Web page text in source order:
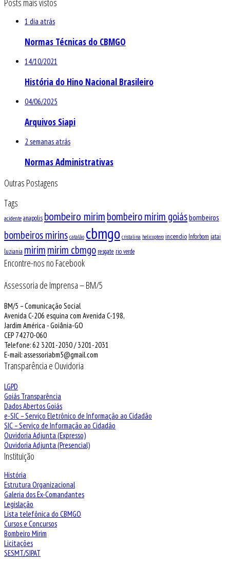
Posts mais vistos
1 dia atrás
Normas Técnicas do CBMGO
14/10/2021
História do Hino Nacional Brasileiro
04/06/2025
Arquivos Siapi
2 semanas atrás
Normas Administrativas
Outras Postagens
Tags
acidente anapolis bombeiro mirimbombeiro mirim goiásbombeiros
bombeiros mirins catalão cbmgo cristalina helicoptero incendio Inforbom jatai
luziania mirimmirim cbmgo resgate rio verde
Encontre-nos no Facebook
Assessoria de Imprensa – BM/5
BM/5 – Comunicação Social
Avenida C-206 esquina com Avenida C-198,
Jardim América - Goiânia-GO
CEP 74270-060
Telefone: 62 3201-2030 / 3201-2031
E-mail: assessoriabm5@gmail.com
Transparência e Ouvidoria
LGPD
Goiás Transparência
Dados Abertos Goiás
e-SIC – Serviço Eletrônico de Informação ao Cidadão
SIC – Serviço de Informação ao Cidadão
Ouvidoria Adjunta (Expresso)
Ouvidoria Adjunta (Presencial)
Instituição
História
Estrutura Organizacional
Galeria dos Ex-Comandantes
Legislação
Lista telefônica do CBMGO
Cursos e Concursos
Bombeiro Mirim
Licitações
SESMT/SIPAT